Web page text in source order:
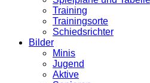
Training
Trainingsorte
Schiedsrichter
Bilder
Minis
Jugend
Aktive